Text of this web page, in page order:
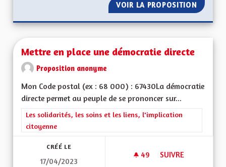
VOIR LA PROPOSITION UN
Mettre en place une démocratie directe
Proposition anonyme
Mon Code postal (ex : 68 000) : 67430La démocratie
directe permet au peuple de se prononcer sur...
Filtrer les résultats de la catégorie : Les solidarités, les soins
Les solidarités, les soins et les liens, l'implication
citoyenne
CRÉÉ LE
17/04/2023
49 49 ABONNÉS
SUIVRE